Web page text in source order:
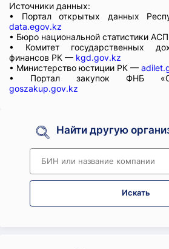
Источники данных:
• Портал открытых данных
data.egov.kz
• Бюро национальной статистики
• Комитет государственных
финансов РК — kgd.gov.kz
• Министерство юстиции РК —
• Портал закупок ФНБ
goszakup.gov.kz
Найти другую
Искать